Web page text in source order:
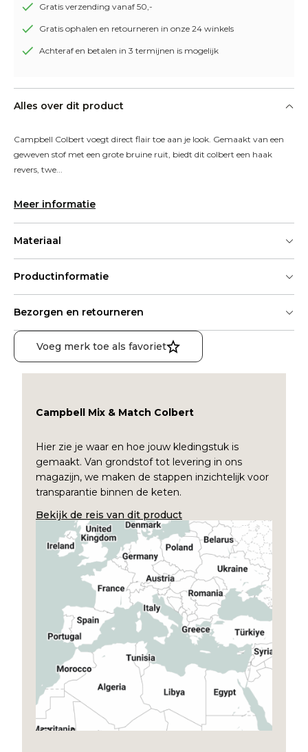
Gratis verzending vanaf 50,-
Gratis ophalen en retourneren in onze 24 winkels
Achteraf en betalen in 3 termijnen is mogelijk
Alles over dit product
Campbell Colbert voegt direct flair toe aan je look. Gemaakt van een
geweven stof met een grote bruine ruit, biedt dit colbert een haak
revers, twe...
Meer informatie
Materiaal
Productinformatie
Bezorgen en retourneren
Voeg merk toe als favoriet
Campbell Mix & Match Colbert
Hier zie je waar en hoe jouw kledingstuk is
gemaakt. Van grondstof tot levering in ons
magazijn, we maken de stappen inzichtelijk voor
transparantie binnen de keten.
Bekijk de reis van dit product